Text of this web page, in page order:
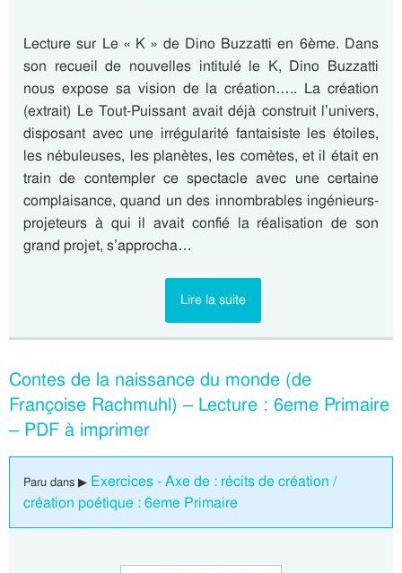
Lecture sur Le « K » de Dino Buzzatti en 6ème. Dans
son recueil de nouvelles intitulé le K, Dino Buzzatti
nous expose sa vision de la création….. La création
(extrait) Le Tout-Puissant avait déjà construit l’univers,
disposant avec une irrégularité fantaisiste les étoiles,
les nébuleuses, les planètes, les comètes, et il était en
train de contempler ce spectacle avec une certaine
complaisance, quand un des innombrables ingénieurs-
projeteurs à qui il avait confié la réalisation de son
grand projet, s’approcha…
Lire la suite
Contes de la naissance du monde (de
Françoise Rachmuhl) – Lecture : 6eme Primaire
– PDF à imprimer
Paru dans ▶ Exercices - Axe de : récits de création /
création poétique : 6eme Primaire